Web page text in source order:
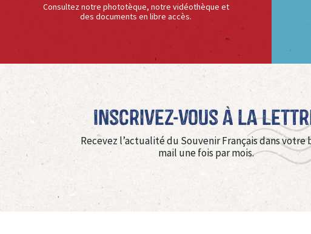
Consultez notre phototèque, notre vidéothèque et
des documents en libre accès.
Inscrivez-vous à La
Recevez l’actualité du Souvenir Français dans votre
mail une fois par mois.